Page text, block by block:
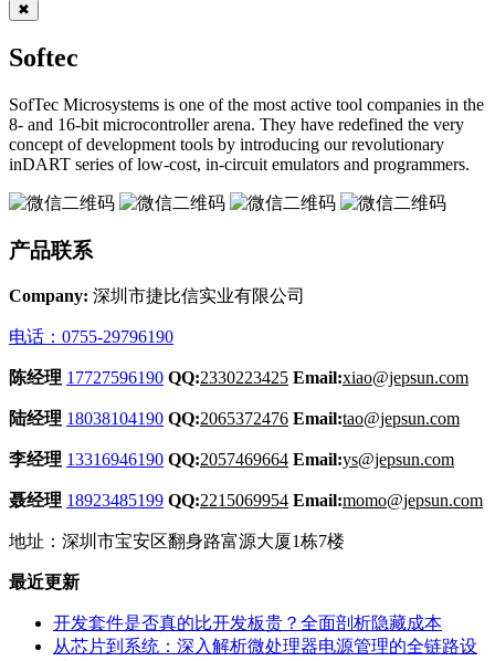
✖
Softec
SofTec Microsystems is one of the most active tool companies in the
8- and 16-bit microcontroller arena. They have redefined the very
concept of development tools by introducing our revolutionary
inDART series of low-cost, in-circuit emulators and programmers.
产品联系
Company: 深圳市捷比信实业有限公司
电话：0755-29796190
陈经理 17727596190 QQ:2330223425 Email:xiao@jepsun.com
陆经理 18038104190 QQ:2065372476 Email:tao@jepsun.com
李经理 13316946190 QQ:2057469664 Email:ys@jepsun.com
聂经理 18923485199 QQ:2215069954 Email:momo@jepsun.com
地址：深圳市宝安区翻身路富源大厦1栋7楼
最近更新
开发套件是否真的比开发板贵？全面剖析隐藏成本
从芯片到系统：深入解析微处理器电源管理的全链路设